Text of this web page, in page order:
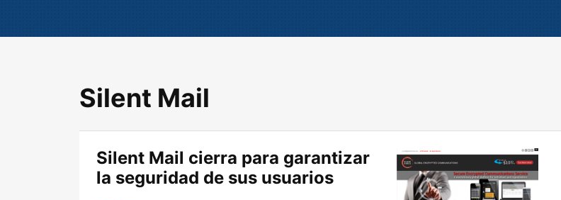
Silent Mail
Silent Mail cierra para garantizar
la seguridad de sus usuarios